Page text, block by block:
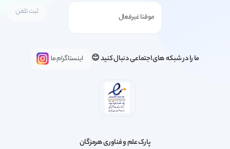
ما را در شبکه های اجتماعی دنبال کنید 😊 اینستاگرام ما
پارک علم و فناوری هرمزگان